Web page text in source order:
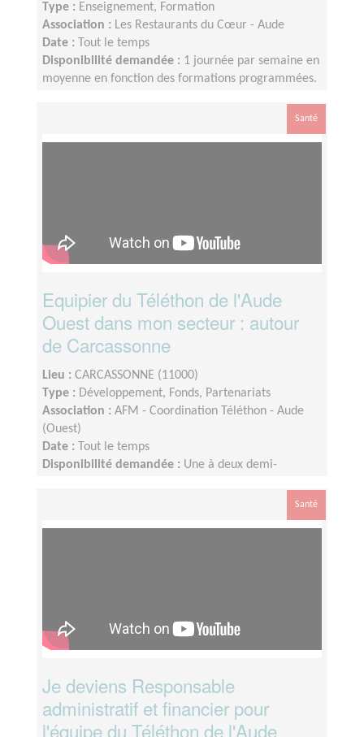
Type : Enseignement, Formation
Association : Les Restaurants du Cœur - Aude
Date :
Tout le temps
Disponibilité demandée : 1 journée par semaine en
moyenne en fonction des formations programmées.
Santé
Equipier du Téléthon de l'Aude
Ouest dans mon secteur : autour
de Carcassonne
Lieu : CARCASSONNE (11000)
Type : Développement, Fonds, Partenariats
Association : AFM - Coordination Téléthon - Aude
(Ouest)
Date :
Tout le temps
Disponibilité demandée : Une à deux demi-
Santé
Je deviens Responsable
administratif et financier pour
l'équipe du Téléthon de l'Aude